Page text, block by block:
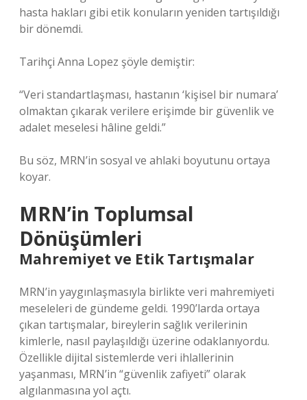
hasta hakları gibi etik konuların yeniden tartışıldığı
bir dönemdi.
Tarihçi Anna Lopez şöyle demiştir:
“Veri standartlaşması, hastanın ‘kişisel bir numara’
olmaktan çıkarak verilere erişimde bir güvenlik ve
adalet meselesi hâline geldi.”
Bu söz, MRN’in sosyal ve ahlaki boyutunu ortaya
koyar.
MRN’in Toplumsal
Dönüşümleri
Mahremiyet ve Etik Tartışmalar
MRN’in yaygınlaşmasıyla birlikte veri mahremiyeti
meseleleri de gündeme geldi. 1990’larda ortaya
çıkan tartışmalar, bireylerin sağlık verilerinin
kimlerle, nasıl paylaşıldığı üzerine odaklanıyordu.
Özellikle dijital sistemlerde veri ihlallerinin
yaşanması, MRN’in “güvenlik zafiyeti” olarak
algılanmasına yol açtı.